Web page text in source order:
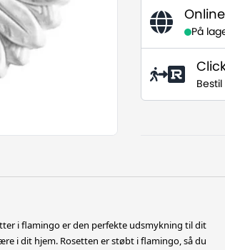
Online
På
i flamingo er den perfekte udsmykning til dit
i dit hjem. Rosetten er støbt i flamingo,så du